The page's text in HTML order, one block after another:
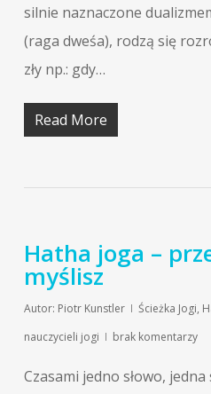
silnie naznaczone
(raga dweśa), rodzą się
zły np.: gdy…
Read More
Hatha joga –
myślisz
Autor: Piotr Kunstler Ścieżka Jogi,
nauczycieli jogi
brak komentarzy
Czasami jedno słowo,